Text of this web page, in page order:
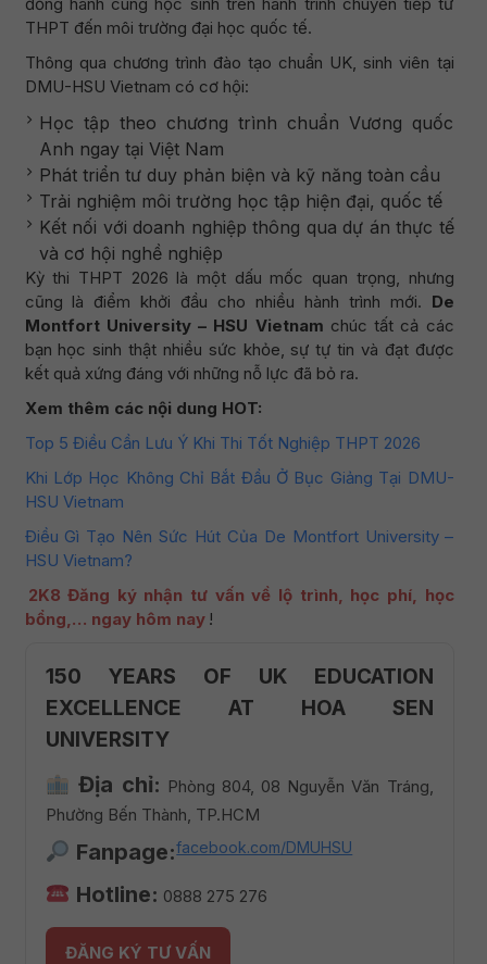
THPT đến môi trường đại học quốc tế.
Thông qua chương trình đào tạo chuẩn UK, sinh viên tại
DMU-HSU Vietnam có cơ hội:
Học tập theo chương trình chuẩn Vương quốc
Anh ngay tại Việt Nam
Phát triển tư duy phản biện và kỹ năng toàn cầu
Trải nghiệm môi trường học tập hiện đại, quốc tế
Kết nối với doanh nghiệp thông qua dự án thực tế
và cơ hội nghề nghiệp
Kỳ thi THPT 2026 là một dấu mốc quan trọng, nhưng
cũng là điểm khởi đầu cho nhiều hành trình mới. De
Montfort University – HSU Vietnam chúc tất cả các
bạn học sinh thật nhiều sức khỏe, sự tự tin và đạt được
kết quả xứng đáng với những nỗ lực đã bỏ ra.
Xem thêm các nội dung HOT:
Top 5 Điều Cần Lưu Ý Khi Thi Tốt Nghiệp THPT 2026
Khi Lớp Học Không Chỉ Bắt Đầu Ở Bục Giảng Tại DMU-
HSU Vietnam
Điều Gì Tạo Nên Sức Hút Của De Montfort University –
HSU Vietnam?
2K8Đăng ký nhận tư vấn về lộ trình, học phí, học
bổng,… ngay hôm nay !
150 YEARS OF UK EDUCATION
EXCELLENCE AT HOA SEN
UNIVERSITY
Địa chỉ: Phòng 804, 08 Nguyễn Văn Tráng,
Phường Bến Thành, TP.HCM
Fanpage:facebook.com/DMUHSU
Hotline: 0888 275 276
ĐĂNG KÝ TƯ VẤN